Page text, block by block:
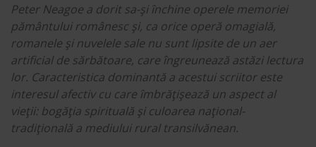
Peter Neagoe a dorit sa-şi închine operele memoriei
pământului românesc şi, ca orice operă omagială,
romanele şi nuvelele sale nu sunt lipsite de un aer
artificial de sărbătoare, care îngreunează astăzi lectura
lor. Caracteristica dominantă a acestui scriitor este
interesul afectiv cu care îmbrăţişează un aspect al
vieţii: bogăţia spirituală şi culoarea naţional-
tradiţională a mediului rural transilvănean.